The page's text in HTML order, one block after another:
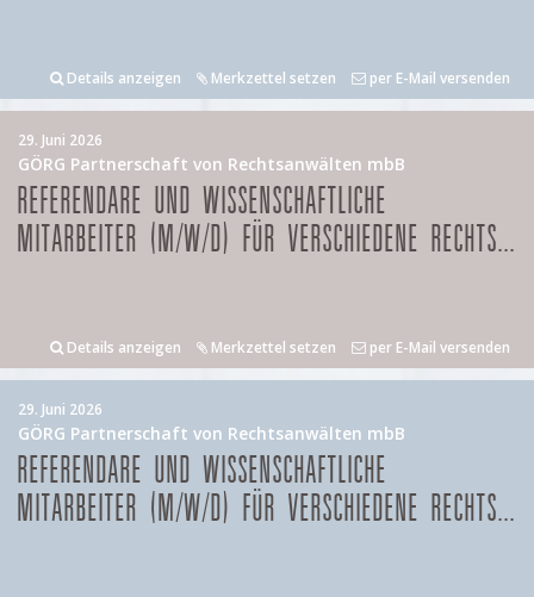
Details anzeigen Merkzettel setzen per E-Mail versenden
29. Juni 2026
GÖRG Partnerschaft von Rechtsanwälten mbB
REFERENDARE UND WISSENSCHAFTLICHE
MITARBEITER (M/W/D) FÜR VERSCHIEDENE RECHTS...
Details anzeigen Merkzettel setzen per E-Mail versenden
29. Juni 2026
GÖRG Partnerschaft von Rechtsanwälten mbB
REFERENDARE UND WISSENSCHAFTLICHE
MITARBEITER (M/W/D) FÜR VERSCHIEDENE RECHTS...